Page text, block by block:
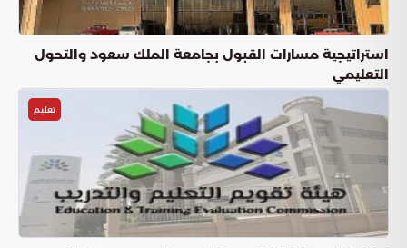
استراتيجية مسارات القبول بجامعة الملك سعود والتحول
التعليمي
تعليم